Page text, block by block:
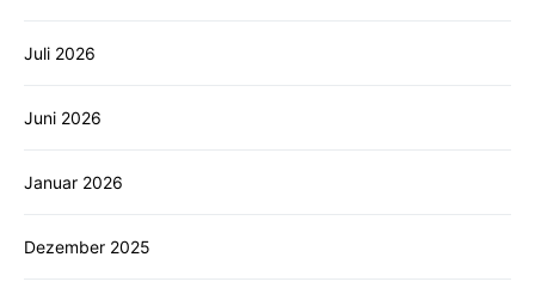
Juli 2026
Juni 2026
Januar 2026
Dezember 2025